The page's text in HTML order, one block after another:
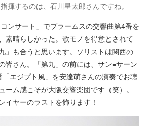
するのは、石川星太郎さんですね。
ンサート」でブラームスの交響曲第4番を
素晴らしかった。歌モノを得意とされて
」も合うと思います。ソリストは関西の
皆さん。「第九」の前には、サン=サーン
エジプト風」を安達萌さんの演奏でお聴
ーム感こそが大阪交響楽団です（笑）。
イヤーのラストを飾ります！